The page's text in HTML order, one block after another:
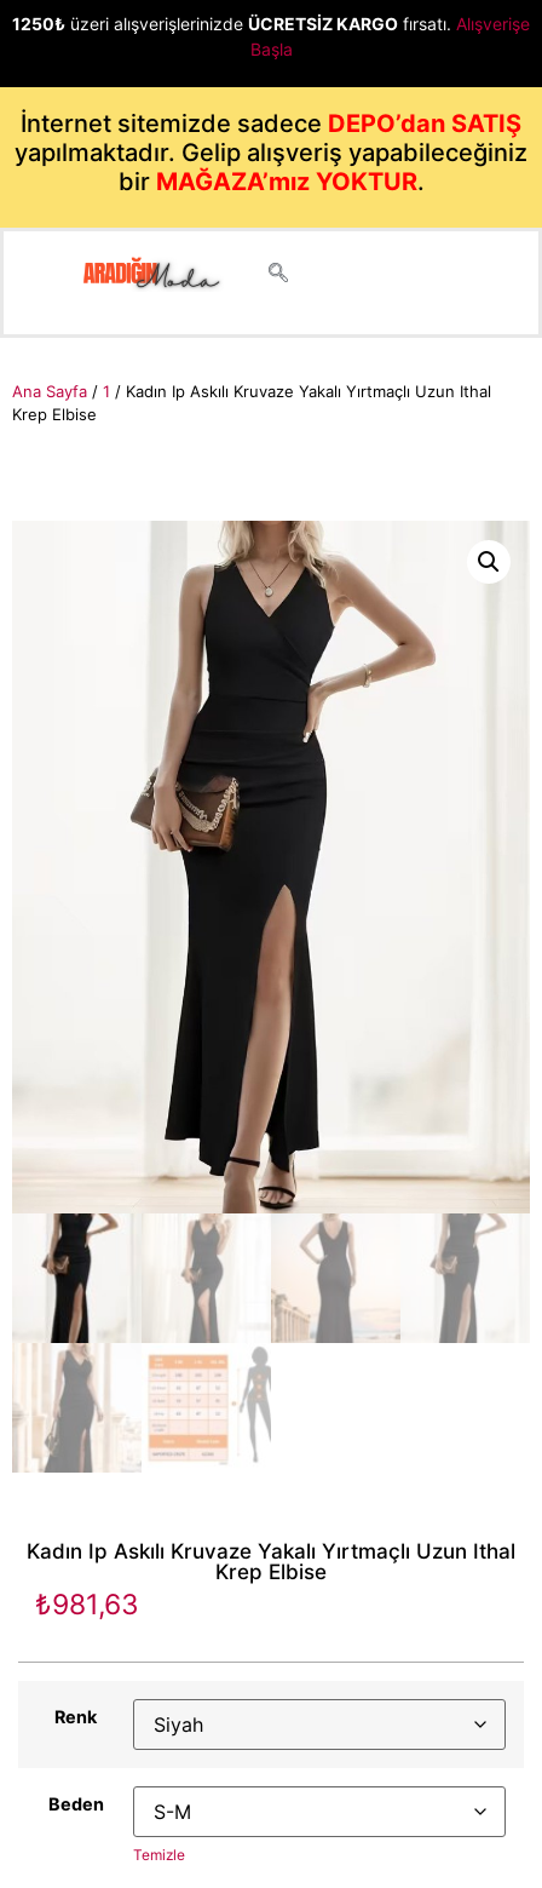
1250₺ üzeri alışverişlerinizde ÜCRETSİZ KARGO fırsatı. Alışverişe
Başla
İnternet sitemizde sadece DEPO’dan SATIŞ
yapılmaktadır. Gelip alışveriş yapabileceğiniz
bir MAĞAZA’mız YOKTUR.
Ana Sayfa / 1 / Kadın Ip Askılı Kruvaze Yakalı Yırtmaçlı Uzun Ithal
Krep Elbise
Kadın Ip Askılı Kruvaze Yakalı Yırtmaçlı Uzun Ithal
Krep Elbise
₺981,63
Renk
Beden
Temizle